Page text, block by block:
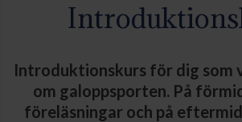
Introduktionskurs för dig som
om galoppsporten. På
föreläsningar och på